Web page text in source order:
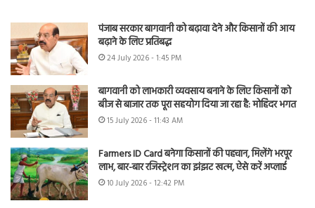
पंजाब सरकार बागवानी को बढ़ावा देने और किसानों की आय
बढ़ाने के लिए प्रतिबद्ध
24 July 2026 - 1:45 PM
बागवानी को लाभकारी व्यवसाय बनाने के लिए किसानों को
बीज से बाजार तक पूरा सहयोग दिया जा रहा है: मोहिंदर भगत
15 July 2026 - 11:43 AM
Farmers ID Card बनेगा किसानों की पहचान, मिलेंगे भरपूर
लाभ, बार-बार रजिस्ट्रेशन का झंझट खत्म, ऐसे करें अप्लाई
10 July 2026 - 12:42 PM